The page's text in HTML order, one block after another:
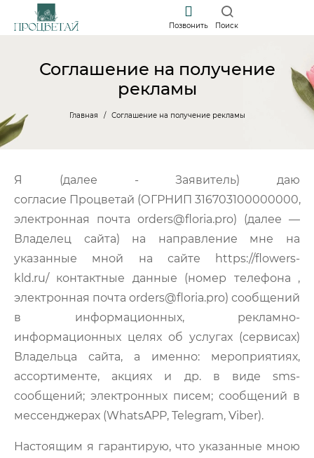
Позвонить Поиск
Соглашение на получение
рекламы
Главная Соглашение на получение рекламы
Я (далее - Заявитель) даю
согласие Процветай (ОГРНИП 316703100000000,
электронная почта orders@floria.pro) (далее —
Владелец сайта) на направление мне на
указанные мной на сайте https://flowers-
kld.ru/ контактные данные (номер телефона ,
электронная почта orders@floria.pro) сообщений
в информационных, рекламно-
информационных целях об услугах (сервисах)
Владельца сайта, а именно: мероприятиях,
ассортименте, акциях и др. в виде sms-
сообщений; электронных писем; сообщений в
мессенджерах (WhatsAPP, Telegram, Viber).
Настоящим я гарантирую, что указанные мною